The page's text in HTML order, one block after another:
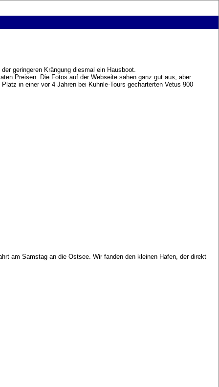
geringeren Krängung diesmal ein Hausboot.
Preisen. Die Fotos auf der Webseite sahen ganz gut aus, aber
in einer vor 4 Jahren bei Kuhnle-Tours gecharterten Vetus 900
am Samstag an die Ostsee. Wir fanden den kleinen Hafen, der direkt